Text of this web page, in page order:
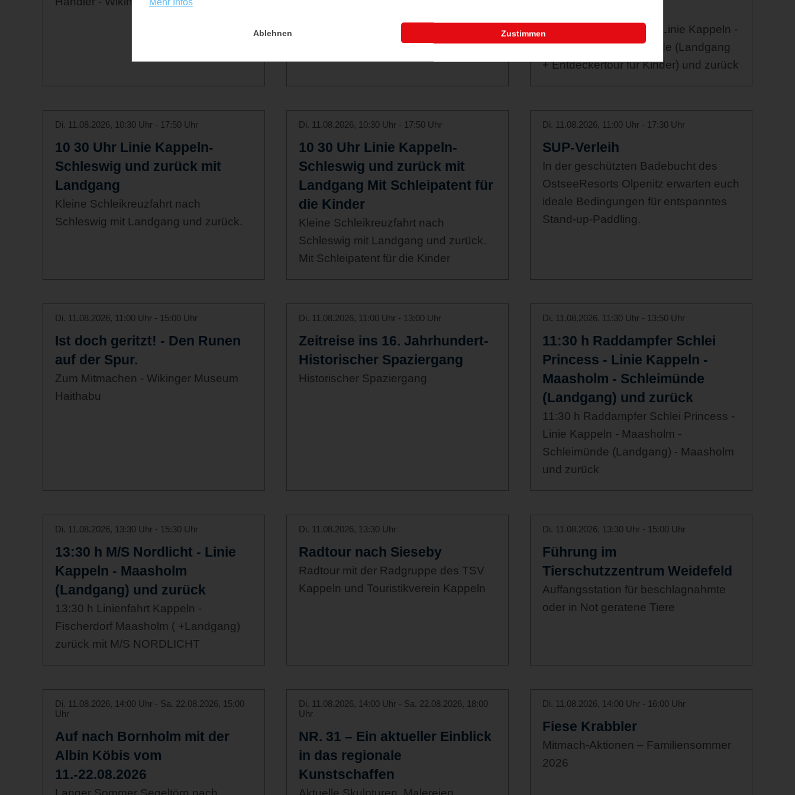
10:30 h M/S Nordlicht - Linie Kappeln -
Maasholm - Schleimünde (Landgang
+ Entdeckertour für Kinder) und zurück
Di. 11.08.2026, 10:30 Uhr - 17:50 Uhr
10 30 Uhr Linie Kappeln-
Schleswig und zurück mit
Landgang
Kleine Schleikreuzfahrt nach
Schleswig mit Landgang und zurück.
Di. 11.08.2026, 10:30 Uhr - 17:50 Uhr
10 30 Uhr Linie Kappeln-
Schleswig und zurück mit
Landgang Mit Schleipatent für
die Kinder
Kleine Schleikreuzfahrt nach
Schleswig mit Landgang und zurück.
Mit Schleipatent für die Kinder
Di. 11.08.2026, 11:00 Uhr - 17:30 Uhr
SUP-Verleih
In der geschützten Badebucht des
OstseeResorts Olpenitz erwarten euch
ideale Bedingungen für entspanntes
Stand-up-Paddling.
Di. 11.08.2026, 11:00 Uhr - 15:00 Uhr
Ist doch geritzt! - Den Runen
auf der Spur.
Zum Mitmachen - Wikinger Museum
Haithabu
Di. 11.08.2026, 11:00 Uhr - 13:00 Uhr
Zeitreise ins 16. Jahrhundert-
Historischer Spaziergang
Historischer Spaziergang
Di. 11.08.2026, 11:30 Uhr - 13:50 Uhr
11:30 h Raddampfer Schlei
Princess - Linie Kappeln -
Maasholm - Schleimünde
(Landgang) und zurück
11:30 h Raddampfer Schlei Princess -
Linie Kappeln - Maasholm -
Schleimünde (Landgang) - Maasholm
und zurück
Di. 11.08.2026, 13:30 Uhr - 15:30 Uhr
13:30 h M/S Nordlicht - Linie
Kappeln - Maasholm
(Landgang) und zurück
13:30 h Linienfahrt Kappeln -
Fischerdorf Maasholm ( +Landgang)
zurück mit M/S NORDLICHT
Di. 11.08.2026, 13:30 Uhr
Radtour nach Sieseby
Radtour mit der Radgruppe des TSV
Kappeln und Touristikverein Kappeln
Di. 11.08.2026, 13:30 Uhr - 15:00 Uhr
Führung im
Tierschutzzentrum Weidefeld
Auffangsstation für beschlagnahmte
oder in Not geratene Tiere
Di. 11.08.2026, 14:00 Uhr - Sa. 22.08.2026, 15:00
Uhr
Auf nach Bornholm mit der
Albin Köbis vom
11.-22.08.2026
Di. 11.08.2026, 14:00 Uhr - Sa. 22.08.2026, 18:00
Uhr
NR. 31 – Ein aktueller Einblick
in das regionale
Kunstschaffen
Di. 11.08.2026, 14:00 Uhr - 16:00 Uhr
Fiese Krabbler
Mitmach-Aktionen – Familiensommer
2026
Mehr Infos
Ablehnen Zustimmen